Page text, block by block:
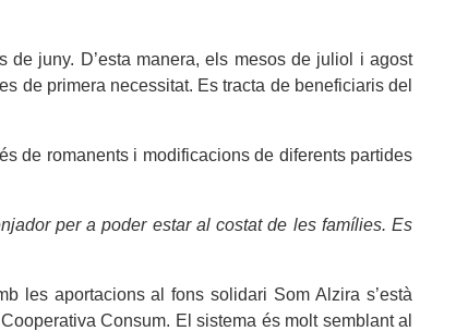
juny. D’esta manera, els mesos de juliol i agost
de primera necessitat. Es tracta de beneficiaris del
de romanents i modificacions de diferents partides
per a poder estar al costat de les famílies. Es
les aportacions al fons solidari Som Alzira s’està
Consum. El sistema és molt semblant al